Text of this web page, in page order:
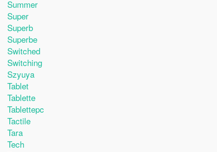
Summer
Super
Superb
Superbe
Switched
Switching
Szyuya
Tablet
Tablette
Tablettepc
Tactile
Tara
Tech